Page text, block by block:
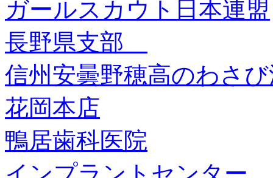
ガールスカウト日本連盟
長野県支部
信州安曇野穂高のわさ
花岡本店
鴨居歯科医院